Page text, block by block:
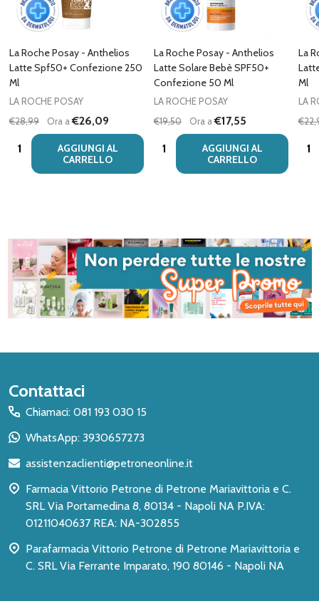
La Roche Posay - Anthelios
Latte Spf50+ Confezione 250
Ml
LA ROCHE POSAY
€28,99
Ora a€26,09
Quantità:
AGGIUNGI AL
CARRELLO
La Roche Posay - Anthelios
Latte Solare Bebè SPF50+
Confezione 50 Ml
LA ROCHE POSAY
€19,50
Ora a€17,55
Quantità:
AGGIUNGI AL
CARRELLO
La
Ml
LA
Inizio
del
piè
pagina
Contattaci
Chiamaci: 081 193 030 15
WhatsApp: 3930657273
assistenzaclienti@petroneonline.it
Farmacia Vittorio Petrone di Petrone Mariavittoria e C.
SRL Via Portamedina 8, 80134 - Napoli NA P.IVA:
01211040637 REA: NA-302855
Parafarmacia Vittorio Petrone di Petrone Mariavittoria e
C. SRL Via Ferrante Imparato, 190 80146 - Napoli NA